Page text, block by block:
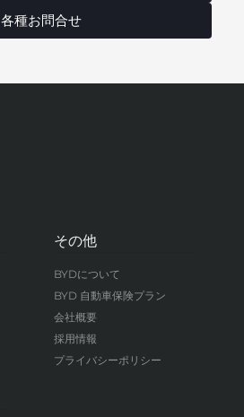
各種お問合せ
その他
BYDについて
BYD 自動車保険プラン
会社概要
採用情報
プライバシーポリシー